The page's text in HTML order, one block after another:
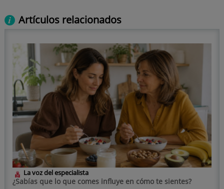
Artículos relacionados
La voz del especialista
¿Sabías que lo que comes influye en cómo te sientes?